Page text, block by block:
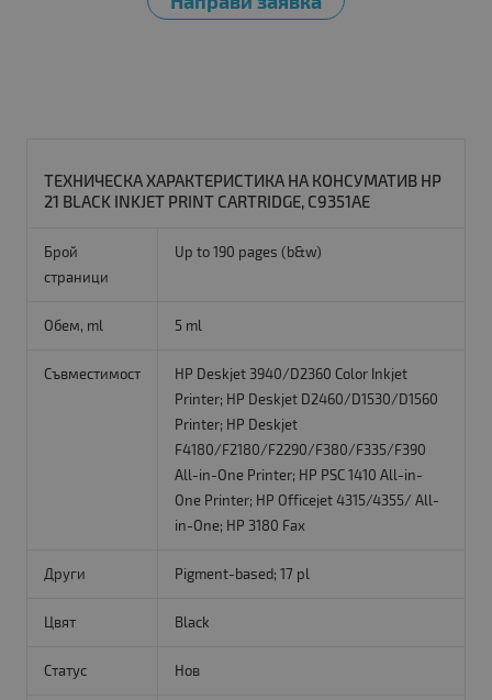
ТЕХНИЧЕСКА ХАРАКТЕРИСТИКА НА КОНСУМАТИВ HP
21 BLACK INKJET PRINT CARTRIDGE, C9351AE
Брой
страници
Up to 190 pages (b&w)
Обем, ml 5 ml
Съвместимост
HP Deskjet 3940/D2360 Color Inkjet
Printer; HP Deskjet D2460/D1530/D1560
Printer; HP Deskjet
F4180/F2180/F2290/F380/F335/F390
All-in-One Printer; HP PSC 1410 All-in-
One Printer; HP Officejet 4315/4355/ All-
in-One; HP 3180 Fax
Други Pigment-based; 17 pl
Цвят Black
Статус Нов